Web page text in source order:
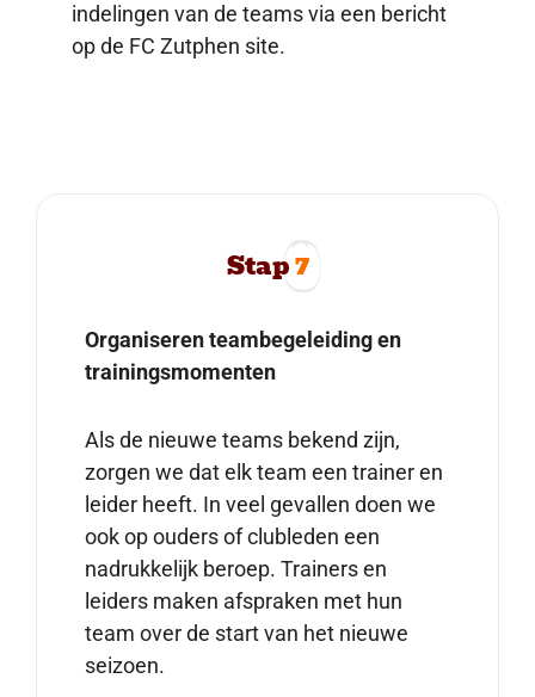
indelingen van de teams via een bericht
op de FC Zutphen site.
Stap7
Organiseren teambegeleiding en
trainingsmomenten
Als de nieuwe teams bekend zijn,
zorgen we dat elk team een trainer en
leider heeft. In veel gevallen doen we
ook op ouders of clubleden een
nadrukkelijk beroep. Trainers en
leiders maken afspraken met hun
team over de start van het nieuwe
seizoen.